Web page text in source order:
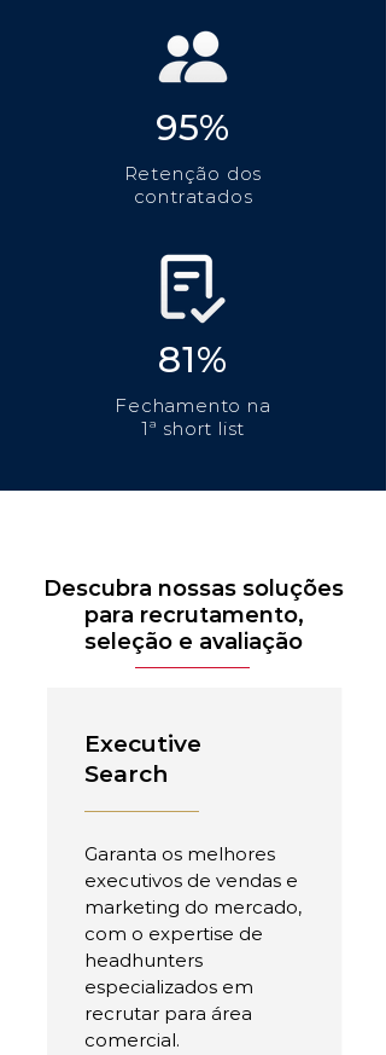
95%
Retenção dos
contratados
81%
Fechamento na
1ª short list
Descubra nossas soluções
para recrutamento,
seleção e avaliação
Executive
Search
Garanta os melhores
executivos de vendas e
marketing do mercado,
com o expertise de
headhunters
especializados em
recrutar para área
comercial.